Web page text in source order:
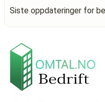
Siste oppdateringer for